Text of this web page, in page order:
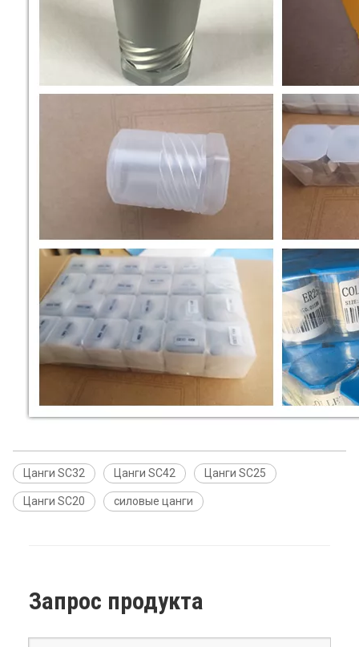
Цанги SC32 Цанги SC42 Цанги SC25
Цанги SC20 силовые цанги
Запрос продукта